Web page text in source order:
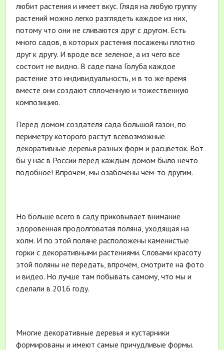
любит растения и имеет вкус. Глядя на любую группу
растений можно легко разглядеть каждое из них,
потому что они не сливаются друг с другом. Есть
много садов, в которых растения посажены плотно
друг к другу. И вроде все зеленое, а из чего все
состоит не видно. В саде пана Голуба каждое
растение это индивидуальность, и в то же время
вместе они создают сплоченную и тожественную
композицию.
Перед домом создателя сада большой газон, по
периметру которого растут всевозможные
декоративные деревья разных форм и расцветок. Вот
бы у нас в России перед каждым домом было нечто
подобное! Впрочем, мы озабочены чем-то другим.
Но больше всего в саду приковывает внимание
здоровенная продолговатая поляна, уходящая на
холм. И по этой поляне расположены каменистые
горки с декоративными растениями. Словами красоту
этой поляны не передать, впрочем, смотрите на фото
и видео. Но лучше там побывать самому, что мы и
сделали в 2016 году.
Многие декоративные деревья и кустарники
формированы и имеют самые причудливые формы.